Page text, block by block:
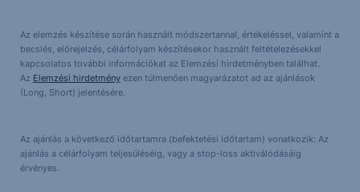
Az elemzés készítése során használt módszertannal, értékeléssel, valamint a
becslés, előrejelzés, célárfolyam készítésekor használt feltételezésekkel
kapcsolatos további információkat az Elemzési hirdetményben találhat.
Az Elemzési hirdetményezen túlmenően magyarázatot ad az ajánlások
(Long, Short) jelentésére.
Az ajánlás a következő időtartamra (befektetési időtartam) vonatkozik: Az
ajánlás a célárfolyam teljesüléséig, vagy a stop-loss aktiválódásáig
érvényes.